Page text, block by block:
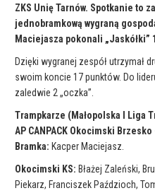
ZKS Unię Tarnów. Spotkanie to
jednobramkową wygraną
Maciejasza pokonali „Jaskółki”
Dzięki wygranej zespół utrzymał
swoim koncie 17 punktów. Do
zaledwie 2 „oczka”.
Trampkarze (Małopolska I Liga
AP CANPACK Okocimski
Bramka: Kacper Maciejasz.
Okocimski KS: Błażej Zaleński,
Piekarz, Franciszek Paździoch,